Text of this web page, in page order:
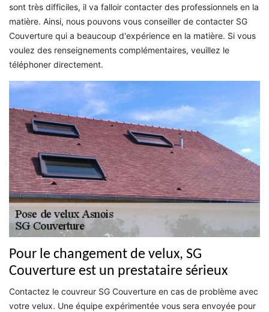
sont très difficiles, il va falloir contacter des professionnels en la
matière. Ainsi, nous pouvons vous conseiller de contacter SG
Couverture qui a beaucoup d'expérience en la matière. Si vous
voulez des renseignements complémentaires, veuillez le
téléphoner directement.
Pour le changement de velux, SG
Couverture est un prestataire sérieux
Contactez le couvreur SG Couverture en cas de problème avec
votre velux. Une équipe expérimentée vous sera envoyée pour